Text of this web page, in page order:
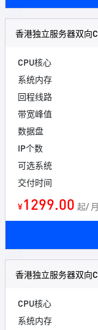
香港独立服务器双向
CPU核心
系统内存
回程线路
带宽峰值
数据盘
IP个数
可选系统
交付时间
¥1299.00 起/ 月
香港独立服务器双向
CPU核心
系统内存